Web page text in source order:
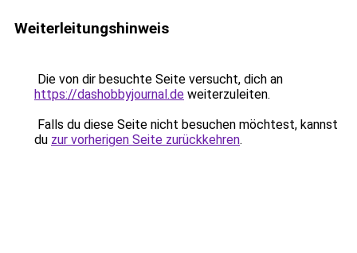
Weiterleitungshinweis
Die von dir besuchte Seite versucht, dich an
https://dashobbyjournal.de weiterzuleiten.
Falls du diese Seite nicht besuchen möchtest, kannst
du zur vorherigen Seite zurückkehren.